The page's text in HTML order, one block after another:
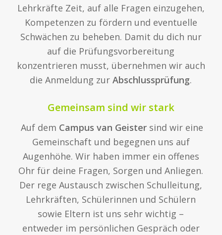
Lehrkräfte Zeit, auf alle Fragen einzugehen,
Kompetenzen zu fördern und eventuelle
Schwächen zu beheben. Damit du dich nur
auf die Prüfungsvorbereitung
konzentrieren musst, übernehmen wir auch
die Anmeldung zurAbschlussprüfung.
Gemeinsam sind wir stark
Auf dem Campus van Geister sind wir eine
Gemeinschaft und begegnen uns auf
Augenhöhe. Wir haben immer ein offenes
Ohr für deine Fragen, Sorgen und Anliegen.
Der rege Austausch zwischen Schulleitung,
Lehrkräften, Schülerinnen und Schülern
sowie Eltern ist uns sehr wichtig –
entweder im persönlichen Gespräch oder